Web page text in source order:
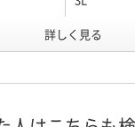
ターコイズ
詳しく見る